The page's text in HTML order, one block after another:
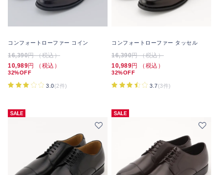
コンフォートローファー コイン
16,390円 （税込）
10,989円 （税込）
32%OFF
3.0(2件)
コンフォートローファー タッセル
16,390円 （税込）
10,989円 （税込）
32%OFF
3.7(3件)